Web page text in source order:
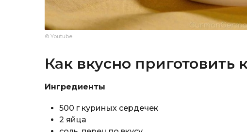
© Youtube
Как вкусно
Ингредиенты
500 г куриных сердечек
2 яйца